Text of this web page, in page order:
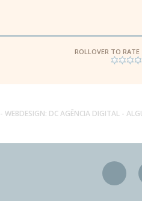
ROLLOVER TO RATE
- WEBDESIGN: DC AGÊNCIA DIGITAL-